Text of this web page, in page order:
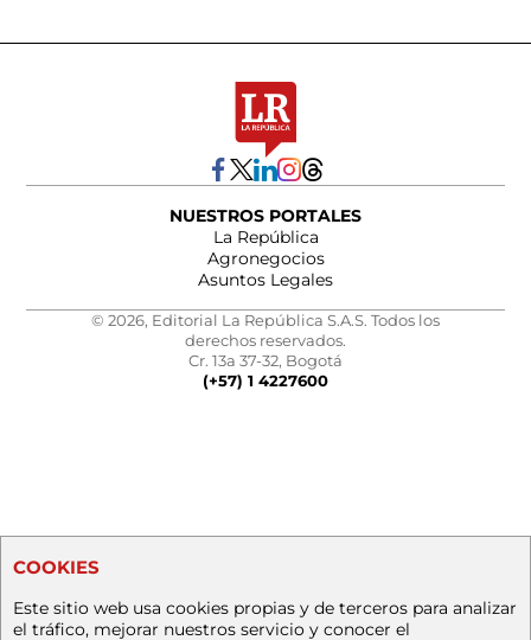
NUESTROS PORTALES
La República
Agronegocios
Asuntos Legales
© 2026, Editorial La República S.A.S. Todos los
derechos reservados.
Cr. 13a 37-32, Bogotá
(+57) 1 4227600
COOKIES
Este sitio web usa cookies propias y de terceros para analizar
el tráfico, mejorar nuestros servicio y conocer el